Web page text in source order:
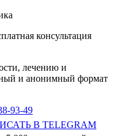
консультация
лечению и
и анонимный формат
93-49
В TELEGRAM